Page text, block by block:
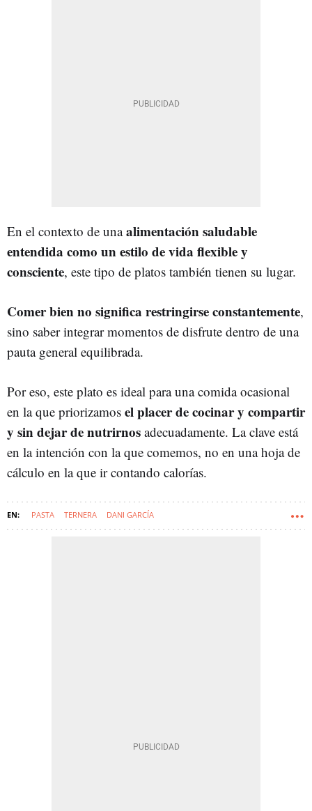
En el contexto de unaalimentación saludable
entendida como un estilo de vida flexible y
consciente, este tipo de platos también tienen su lugar.
Comer bien no significa restringirse constantemente,
sino saber integrar momentos de disfrute dentro de una
pauta general equilibrada.
Por eso, este plato es ideal para una comida ocasional
en la que priorizamos el placer de cocinar y compartir
y sin dejar de nutrirnos adecuadamente. La clave está
en la intención con la que comemos, no en una hoja de
cálculo en la que ir contando calorías.
PASTA TERNERA DANI GARCÍA